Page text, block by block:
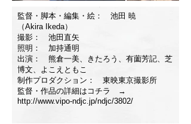
監督・脚本・編集・絵： 池田 暁
（Akira Ikeda）
撮影： 池田直矢
照明： 加持通明
出演： 熊倉一美、きたろう、有薗芳記、芝
博文、よこえともこ
制作プロダクション： 東映東京撮影所
監督・作品の詳細はコチラ →
http://www.vipo-ndjc.jp/ndjc/3802/